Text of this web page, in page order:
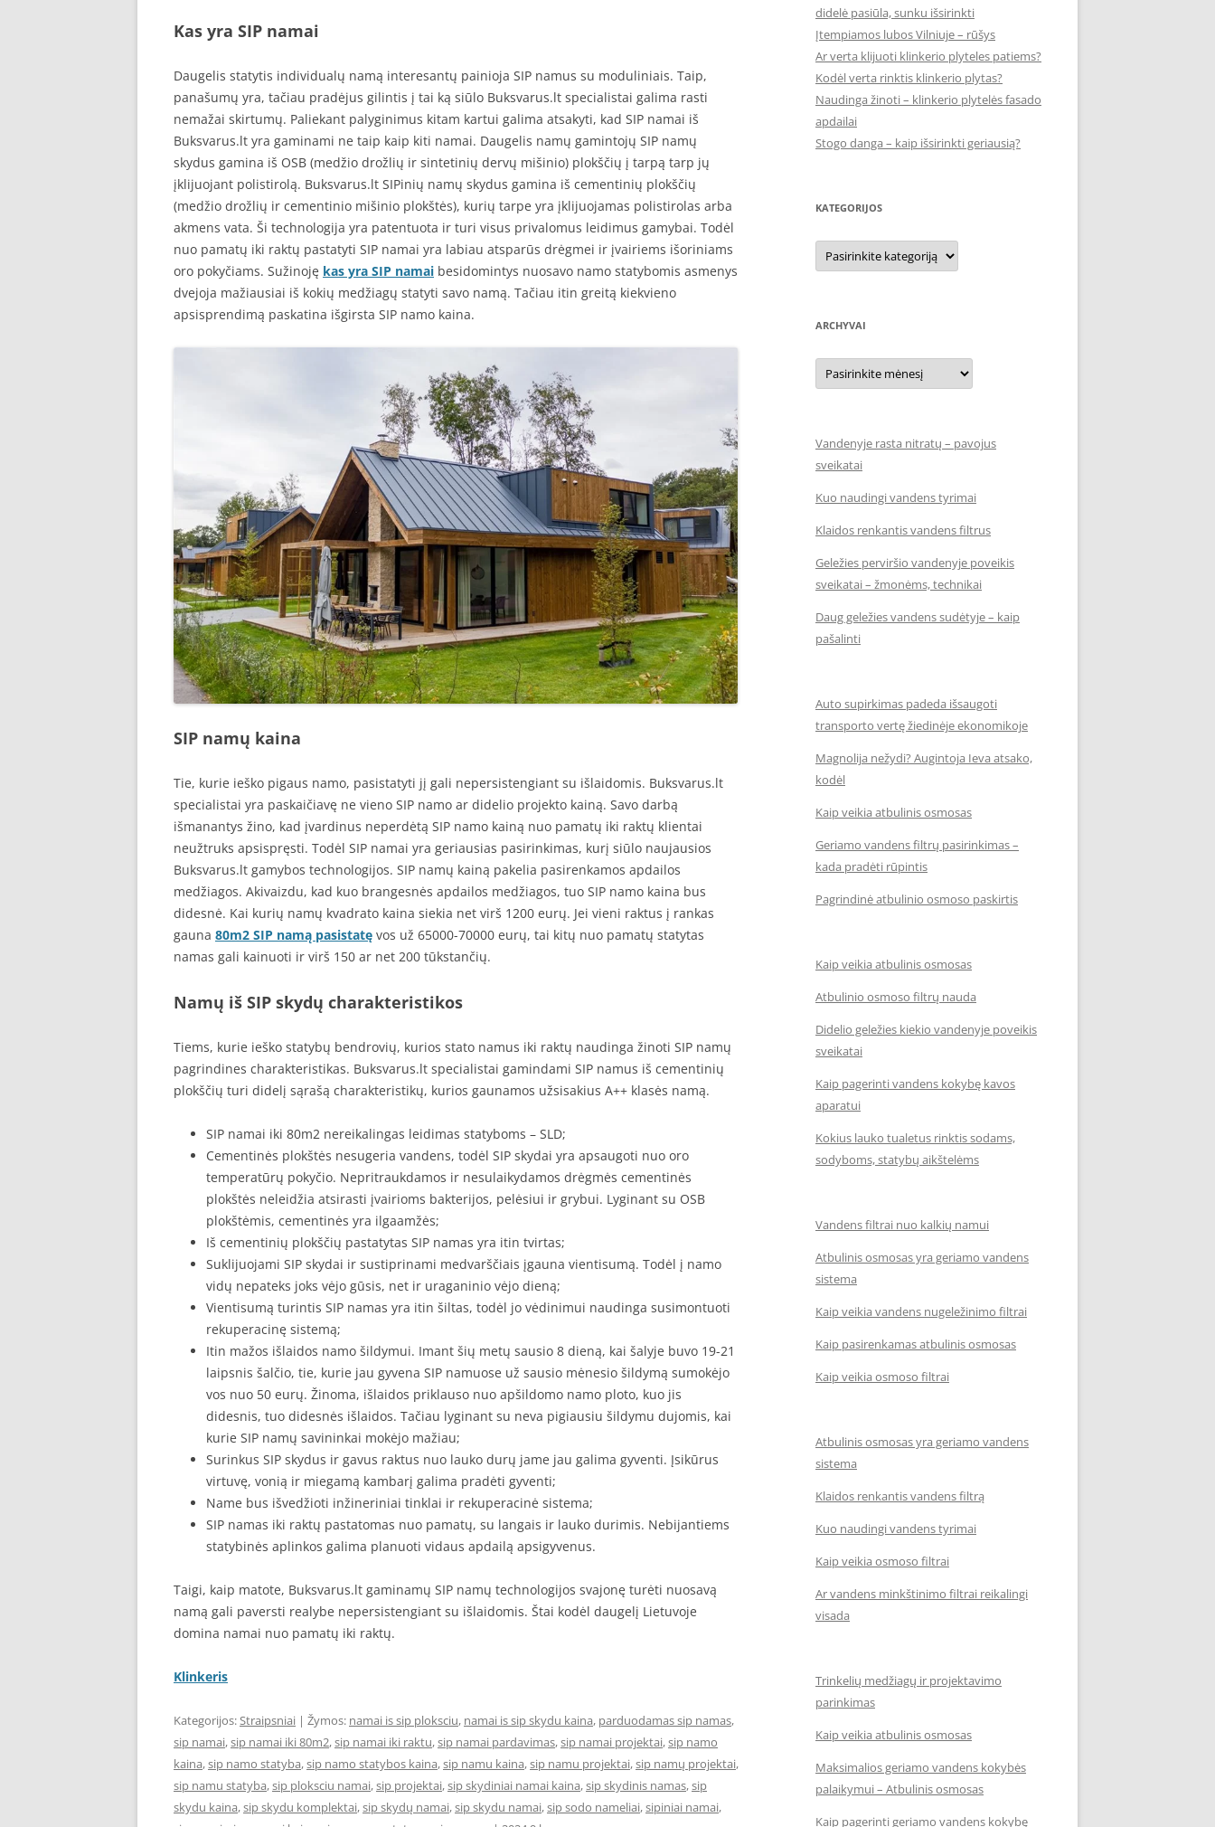
Kas yra SIP namai
Daugelis statytis individualų namą interesantų painioja SIP namus su moduliniais. Taip,
panašumų yra, tačiau pradėjus gilintis į tai ką siūlo Buksvarus.lt specialistai galima rasti
nemažai skirtumų. Paliekant palyginimus kitam kartui galima atsakyti, kad SIP namai iš
Buksvarus.lt yra gaminami ne taip kaip kiti namai. Daugelis namų gamintojų SIP namų
skydus gamina iš OSB (medžio drožlių ir sintetinių dervų mišinio) plokščių į tarpą tarp jų
įklijuojant polistirolą. Buksvarus.lt SIPinių namų skydus gamina iš cementinių plokščių
(medžio drožlių ir cementinio mišinio plokštės), kurių tarpe yra įklijuojamas polistirolas arba
akmens vata. Ši technologija yra patentuota ir turi visus privalomus leidimus gamybai. Todėl
nuo pamatų iki raktų pastatyti SIP namai yra labiau atsparūs drėgmei ir įvairiems išoriniams
oro pokyčiams. Sužinoję kas yra SIP namai besidomintys nuosavo namo statybomis asmenys
dvejoja mažiausiai iš kokių medžiagų statyti savo namą. Tačiau itin greitą kiekvieno
apsisprendimą paskatina išgirsta SIP namo kaina.
SIP namų kaina
Tie, kurie ieško pigaus namo, pasistatyti jį gali nepersistengiant su išlaidomis. Buksvarus.lt
specialistai yra paskaičiavę ne vieno SIP namo ar didelio projekto kainą. Savo darbą
išmanantys žino, kad įvardinus neperdėtą SIP namo kainą nuo pamatų iki raktų klientai
neužtruks apsispręsti. Todėl SIP namai yra geriausias pasirinkimas, kurį siūlo naujausios
Buksvarus.lt gamybos technologijos. SIP namų kainą pakelia pasirenkamos apdailos
medžiagos. Akivaizdu, kad kuo brangesnės apdailos medžiagos, tuo SIP namo kaina bus
didesnė. Kai kurių namų kvadrato kaina siekia net virš 1200 eurų. Jei vieni raktus į rankas
gauna 80m2 SIP namą pasistatę vos už 65000-70000 eurų, tai kitų nuo pamatų statytas
namas gali kainuoti ir virš 150 ar net 200 tūkstančių.
Namų iš SIP skydų charakteristikos
Tiems, kurie ieško statybų bendrovių, kurios stato namus iki raktų naudinga žinoti SIP namų
pagrindines charakteristikas. Buksvarus.lt specialistai gamindami SIP namus iš cementinių
plokščių turi didelį sąrašą charakteristikų, kurios gaunamos užsisakius A++ klasės namą.
SIP namai iki 80m2 nereikalingas leidimas statyboms – SLD;
Cementinės plokštės nesugeria vandens, todėl SIP skydai yra apsaugoti nuo oro
temperatūrų pokyčio. Nepritraukdamos ir nesulaikydamos drėgmės cementinės
plokštės neleidžia atsirasti įvairioms bakterijos, pelėsiui ir grybui. Lyginant su OSB
plokštėmis, cementinės yra ilgaamžės;
Iš cementinių plokščių pastatytas SIP namas yra itin tvirtas;
Suklijuojami SIP skydai ir sustiprinami medvarščiais įgauna vientisumą. Todėl į namo
vidų nepateks joks vėjo gūsis, net ir uraganinio vėjo dieną;
Vientisumą turintis SIP namas yra itin šiltas, todėl jo vėdinimui naudinga susimontuoti
rekuperacinę sistemą;
Itin mažos išlaidos namo šildymui. Imant šių metų sausio 8 dieną, kai šalyje buvo 19-21
laipsnis šalčio, tie, kurie jau gyvena SIP namuose už sausio mėnesio šildymą sumokėjo
vos nuo 50 eurų. Žinoma, išlaidos priklauso nuo apšildomo namo ploto, kuo jis
didesnis, tuo didesnės išlaidos. Tačiau lyginant su neva pigiausiu šildymu dujomis, kai
kurie SIP namų savininkai mokėjo mažiau;
Surinkus SIP skydus ir gavus raktus nuo lauko durų jame jau galima gyventi. Įsikūrus
virtuvę, vonią ir miegamą kambarį galima pradėti gyventi;
Name bus išvedžioti inžineriniai tinklai ir rekuperacinė sistema;
SIP namas iki raktų pastatomas nuo pamatų, su langais ir lauko durimis. Nebijantiems
statybinės aplinkos galima planuoti vidaus apdailą apsigyvenus.
Taigi, kaip matote, Buksvarus.lt gaminamų SIP namų technologijos svajonę turėti nuosavą
namą gali paversti realybe nepersistengiant su išlaidomis. Štai kodėl daugelį Lietuvoje
domina namai nuo pamatų iki raktų.
Klinkeris
Kategorijos:Straipsniai | Žymos: namai is sip ploksciu, namai is sip skydu kaina, parduodamas sip namas,
sip namai,sip namai iki 80m2,sip namai iki raktu,sip namai pardavimas,sip namai projektai,sip namo
kaina,sip namo statyba,sip namo statybos kaina,sip namu kaina,sip namu projektai,sip namų projektai,
sip namu statyba,sip ploksciu namai,sip projektai,sip skydiniai namai kaina,sip skydinis namas,sip
skydu kaina,sip skydu komplektai,sip skydų namai,sip skydu namai,sip sodo nameliai,sipiniai namai,
didelė pasiūla, sunku išsirinkti
Įtempiamos lubos Vilniuje – rūšys
Ar verta klijuoti klinkerio plyteles patiems?
Kodėl verta rinktis klinkerio plytas?
Naudinga žinoti – klinkerio plytelės fasado
apdailai
Stogo danga – kaip išsirinkti geriausią?
KATEGORIJOS
Kategorijos
ARCHYVAI
Archyvai
Vandenyje rasta nitratų – pavojus
sveikatai
Kuo naudingi vandens tyrimai
Klaidos renkantis vandens filtrus
Geležies perviršio vandenyje poveikis
sveikatai – žmonėms, technikai
Daug geležies vandens sudėtyje – kaip
pašalinti
Auto supirkimas padeda išsaugoti
transporto vertę žiedinėje ekonomikoje
Magnolija nežydi? Augintoja Ieva atsako,
kodėl
Kaip veikia atbulinis osmosas
Geriamo vandens filtrų pasirinkimas –
kada pradėti rūpintis
Pagrindinė atbulinio osmoso paskirtis
Kaip veikia atbulinis osmosas
Atbulinio osmoso filtrų nauda
Didelio geležies kiekio vandenyje poveikis
sveikatai
Kaip pagerinti vandens kokybę kavos
aparatui
Kokius lauko tualetus rinktis sodams,
sodyboms, statybų aikštelėms
Vandens filtrai nuo kalkių namui
Atbulinis osmosas yra geriamo vandens
sistema
Kaip veikia vandens nugeležinimo filtrai
Kaip pasirenkamas atbulinis osmosas
Kaip veikia osmoso filtrai
Atbulinis osmosas yra geriamo vandens
sistema
Klaidos renkantis vandens filtrą
Kuo naudingi vandens tyrimai
Kaip veikia osmoso filtrai
Ar vandens minkštinimo filtrai reikalingi
visada
Trinkelių medžiagų ir projektavimo
parinkimas
Kaip veikia atbulinis osmosas
Maksimalios geriamo vandens kokybės
palaikymui – Atbulinis osmosas
Kaip pagerinti geriamo vandens kokybę